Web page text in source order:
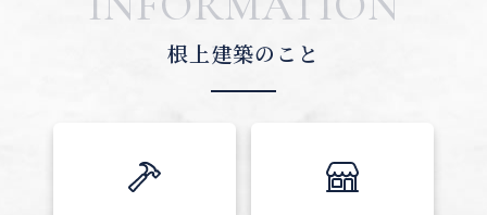
根上建築のこと